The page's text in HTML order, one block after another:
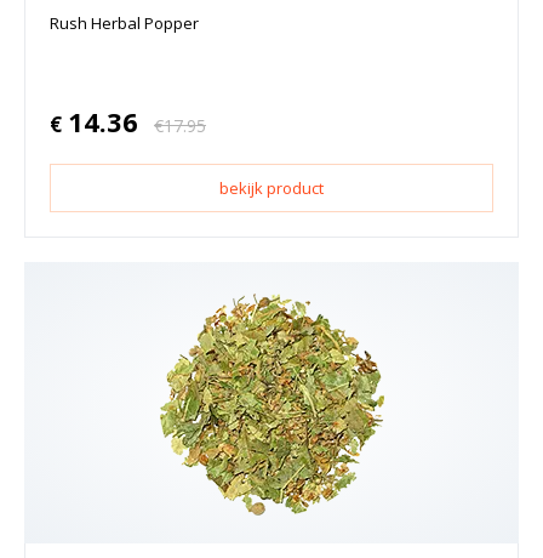
Rush Herbal Popper
€ 14.36 €17.95
bekijk product